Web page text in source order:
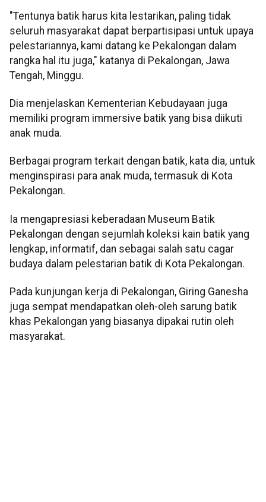
"Tentunya batik harus kita lestarikan, paling tidak
seluruh masyarakat dapat berpartisipasi untuk upaya
pelestariannya, kami datang ke Pekalongan dalam
rangka hal itu juga," katanya di Pekalongan, Jawa
Tengah, Minggu.
Dia menjelaskan Kementerian Kebudayaan juga
memiliki program immersive batik yang bisa diikuti
anak muda.
Berbagai program terkait dengan batik, kata dia, untuk
menginspirasi para anak muda, termasuk di Kota
Pekalongan.
Ia mengapresiasi keberadaan Museum Batik
Pekalongan dengan sejumlah koleksi kain batik yang
lengkap, informatif, dan sebagai salah satu cagar
budaya dalam pelestarian batik di Kota Pekalongan.
Pada kunjungan kerja di Pekalongan, Giring Ganesha
juga sempat mendapatkan oleh-oleh sarung batik
khas Pekalongan yang biasanya dipakai rutin oleh
masyarakat.